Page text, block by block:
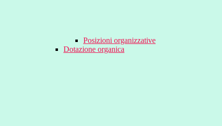
Posizioni organizzative
Dotazione organica